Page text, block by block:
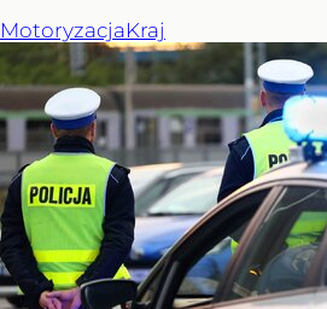
MotoryzacjaKraj